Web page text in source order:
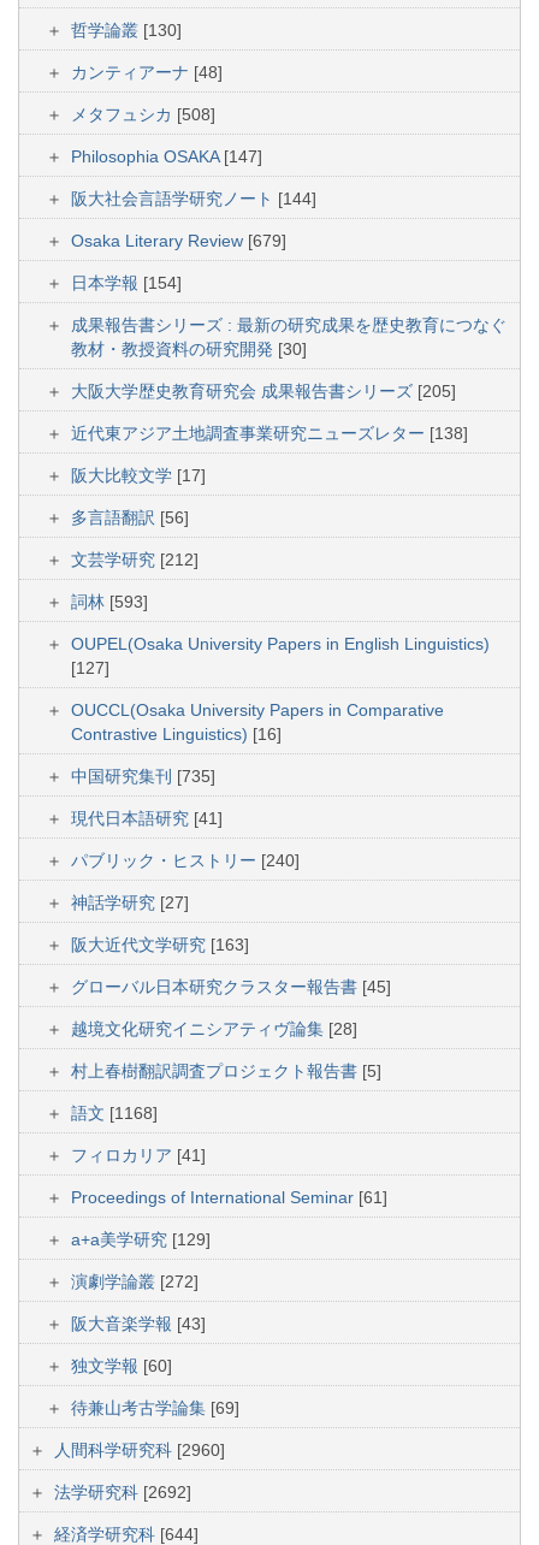
哲学論叢 [130]
カンティアーナ [48]
メタフュシカ [508]
Philosophia OSAKA [147]
阪大社会言語学研究ノート [144]
Osaka Literary Review [679]
日本学報 [154]
成果報告書シリーズ : 最新の研究成果を歴史教育につなぐ
教材・教授資料の研究開発 [30]
大阪大学歴史教育研究会 成果報告書シリーズ [205]
近代東アジア土地調査事業研究ニューズレター [138]
阪大比較文学 [17]
多言語翻訳 [56]
文芸学研究 [212]
詞林 [593]
OUPEL(Osaka University Papers in English Linguistics)
[127]
OUCCL(Osaka University Papers in Comparative
Contrastive Linguistics) [16]
中国研究集刊 [735]
現代日本語研究 [41]
パブリック・ヒストリー [240]
神話学研究 [27]
阪大近代文学研究 [163]
グローバル日本研究クラスター報告書 [45]
越境文化研究イニシアティヴ論集 [28]
村上春樹翻訳調査プロジェクト報告書 [5]
語文 [1168]
フィロカリア [41]
Proceedings of International Seminar [61]
a+a美学研究 [129]
演劇学論叢 [272]
阪大音楽学報 [43]
独文学報 [60]
待兼山考古学論集 [69]
人間科学研究科 [2960]
法学研究科 [2692]
経済学研究科 [644]